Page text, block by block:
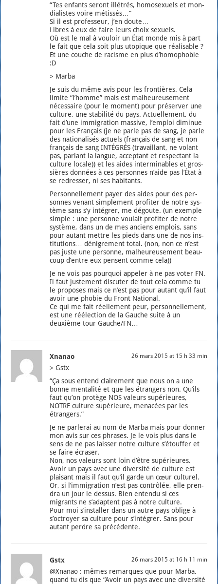
“Tes enfants seront illé­trés, homo­sexuels et mon­
dia­listes voire métis­sés…”
Si il est pro­fes­seur, j’en doute…
Libres à eux de faire leurs choix sexuels.
Où est le mal à vou­loir un État monde mis à part
le fait que cela soit plus uto­pique que réa­li­sable ?
Et une couche de racisme en plus d’ho­mo­pho­bie
:D
> Mar­ba
Je suis du même avis pour les fron­tières. Cela
limite “l’homme” mais est mal­heu­reu­se­ment
néces­saire (pour le moment) pour pré­ser­ver une
culture, une sta­bi­li­té du pays. Actuel­le­ment, du
fait d’une immi­gra­tion mas­sive, l’emploi dimi­nue
pour les Fran­çais (je ne parle pas de sang, je parle
des natio­na­li­sés actuels (fran­çais de sang et non
fran­çais de sang INTÉGRÉS (tra­vaillant, ne volant
pas, par­lant la langue, accep­tant et res­pec­tant la
culture locale)) et les aides inter­mi­nables et gros­
sières don­nées à ces per­sonnes n’aide pas l’É­tat à
se redres­ser, ni ses habi­tants.
Per­son­nel­le­ment payer des aides pour des per­
sonnes venant sim­ple­ment pro­fi­ter de notre sys­
tème sans s’y inté­grer, me dégoute. (un exemple
simple : une per­sonne vou­lait pro­fi­ter de notre
sys­tème, dans un de mes anciens emplois, sans
pour autant mettre les pieds dans une de nos ins­
ti­tu­tions… déni­gre­ment total. (non, non ce n’est
pas juste une per­sonne, mal­heu­reu­se­ment beau­
coup d’entre eux pensent comme cela))
Je ne vois pas pour­quoi appe­ler à ne pas voter FN.
Il faut jus­te­ment dis­cu­ter de tout cela comme tu
le pro­poses mais ce n’est pas pour autant qu’il faut
avoir une pho­bie du Front Natio­nal.
Ce qui me fait réel­le­ment peur, per­son­nel­le­ment,
est une réélec­tion de la Gauche suite à un
deuxième tour Gauche/FN…
Xnanao 26 mars 2015 at 15 h 33 min
> Gstx
“Ça sous entend clai­re­ment que nous on a une
bonne men­ta­li­té et que les étran­gers non. Qu’ils
faut qu’on pro­tège NOS valeurs supé­rieures,
NOTRE culture supé­rieure, mena­cées par les
étran­gers.”
Je ne par­le­rai au nom de Mar­ba mais pour don­ner
mon avis sur ces phrases. Je le vois plus dans le
sens de ne pas lais­ser notre culture s’é­touf­fer et
se faire écra­ser.
Non, nos valeurs sont loin d’être supé­rieures.
Avoir un pays avec une diver­si­té de culture est
plai­sant mais il faut qu’il garde un cœur cultu­rel.
Or, si l’im­mi­gra­tion n’est pas contrô­lée, elle pren­
dra un jour le des­sus. Bien enten­du si ces
migrants ne s’a­daptent pas à notre culture.
Pour moi s’ins­tal­ler dans un autre pays oblige à
s’oc­troyer sa culture pour s’in­té­grer. Sans pour
autant perdre sa pré­cé­dente.
Gstx 26 mars 2015 at 16 h 11 min
@Xnanao : mêmes remarques que pour Mar­ba,
quand tu dis que “Avoir un pays avec une diver­si­té